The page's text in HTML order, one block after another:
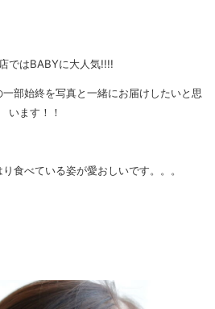
ではBABYに大人気!!!!
部始終を写真と一緒にお届けしたいと思
います！！
食べている姿が愛おしいです。。。